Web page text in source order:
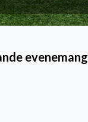
evenemang